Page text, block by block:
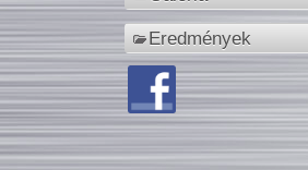
Eredmények